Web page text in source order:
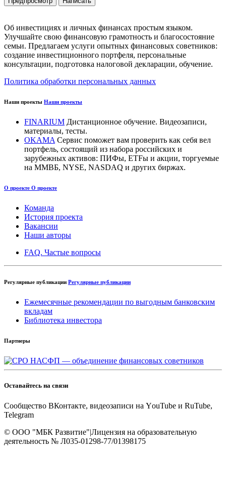
Об инвестициях и личных финансах простым языком.
Улучшайте свою финансовую грамотность и благосостояние
семьи. Предлагаем услуги опытных финансовых советников:
создание инвестиционного портфеля, персональные
консультации, подготовка налоговой декларации, обучение.
Политика обработки персональных данных
Наши проекты Наши проекты
FINARIUM Дистанционное обучение. Видеозаписи,
материалы, тесты.
OKAMA Сервис поможет вам проверить как себя вел
портфель, состоящий из набора российских и
зарубежных активов: ПИФы, ETFы и акции, торгуемые
на ММВБ, NYSE, NASDAQ и других биржах.
О проекте О проекте
Команда
История проекта
Вакансии
Наши авторы
FAQ. Частые вопросы
Регулярные публикации Регулярные публикации
Ежемесячные рекомендации по выгодным банковским
вкладам
Библиотека инвестора
Партнеры
Оставайтесь на связи
Cообщество ВКонтакте, видеозаписи на YоuTube и RuTube,
Telegram
© OOO "МБК Развитие"|Лицензия на образовательную
деятельность № Л035-01298-77/01398175